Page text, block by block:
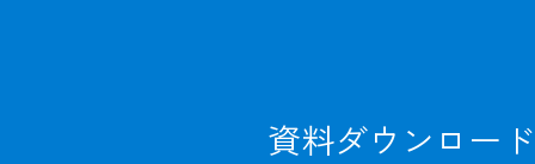
資料ダウンロード